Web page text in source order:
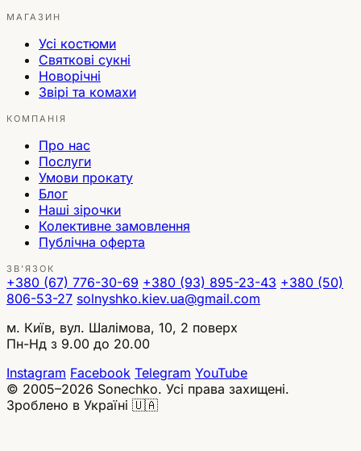
МАГАЗИН
Усі костюми
Святкові сукні
Новорічні
Звірі та комахи
КОМПАНІЯ
Про нас
Послуги
Умови прокату
Блог
Наші зірочки
Колективне замовлення
Публічна оферта
ЗВ'ЯЗОК
+380 (67) 776-30-69 +380 (93) 895-23-43 +380 (50)
806-53-27 solnyshko.kiev.ua@gmail.com
м. Київ, вул. Шалімова, 10, 2 поверх
Пн-Нд з 9.00 до 20.00
Instagram Facebook Telegram YouTube
© 2005–2026 Sonechko. Усі права захищені.
Зроблено в Україні 🇺🇦